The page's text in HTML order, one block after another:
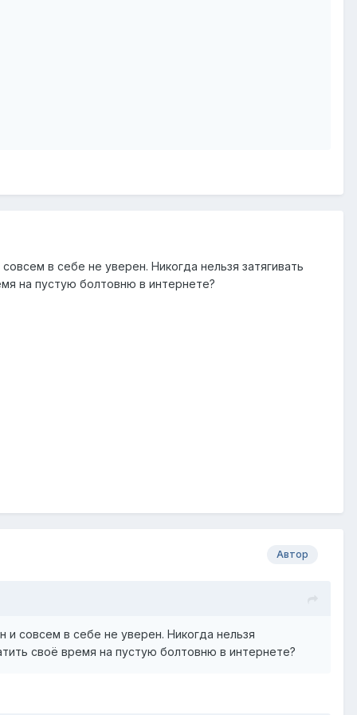
в себе не уверен. Никогда нельзя затягивать
на пустую болтовню в интернете?
Автор
совсем в себе не уверен. Никогда нельзя
своё время на пустую болтовню в интернете?